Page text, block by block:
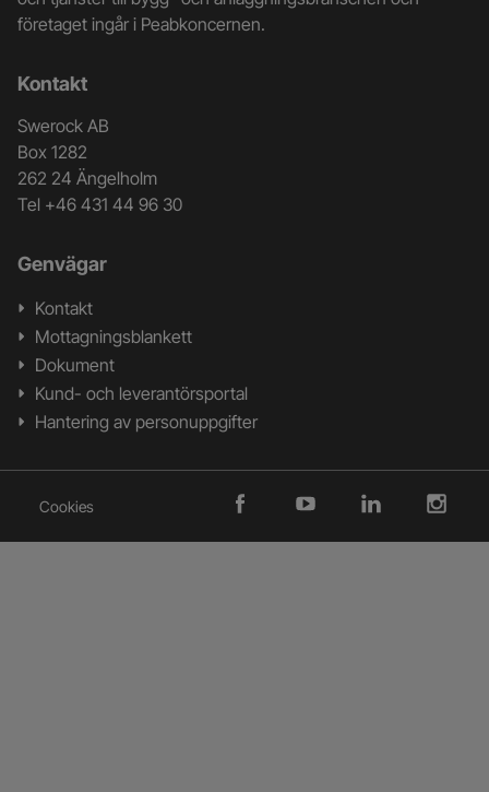
kontaktuppgifter
företaget ingår i Peabkoncernen.
Kontakt
Swerock AB
Box 1282
262 24 Ängelholm
Tel +46 431 44 96 30
Genvägar
Kontakt
Mottagningsblankett
Dokument
Kund- och leverantörsportal
Hantering av personuppgifter
Cookies